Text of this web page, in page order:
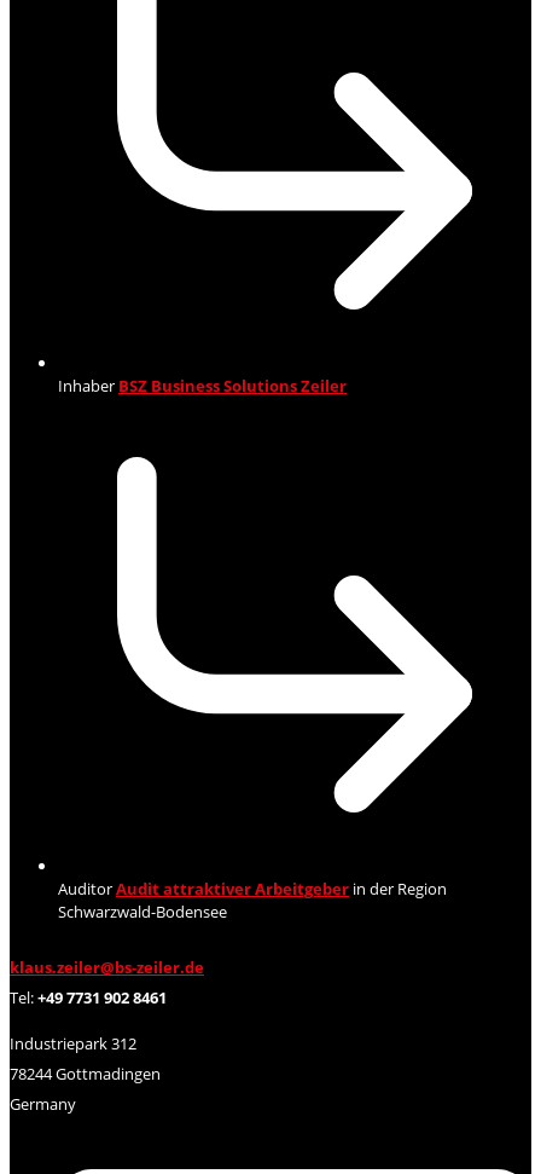
Inhaber BSZ Business Solutions Zeiler
AuditorAudit attraktiver Arbeitgeber in der Region
Schwarzwald-Bodensee
klaus.zeiler@bs-zeiler.de
Tel:+49 7731 902 8461
Industriepark 312
78244 Gottmadingen
Germany